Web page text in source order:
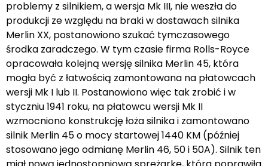
problemy z silnikiem, a wersja Mk III, nie weszła do
produkcji ze względu na braki w dostawach silnika
Merlin XX, postanowiono szukać tymczasowego
środka zaradczego. W tym czasie firma Rolls-Royce
opracowała kolejną wersję silnika Merlin 45, która
mogła być z łatwością zamontowana na płatowcach
wersji Mk I lub II. Postanowiono więc tak zrobić i w
styczniu 1941 roku, na płatowcu wersji Mk II
wzmocniono konstrukcję łoża silnika i zamontowano
silnik Merlin 45 o mocy startowej 1440 KM (później
stosowano jego odmianę Merlin 46, 50 i 50A). Silnik ten